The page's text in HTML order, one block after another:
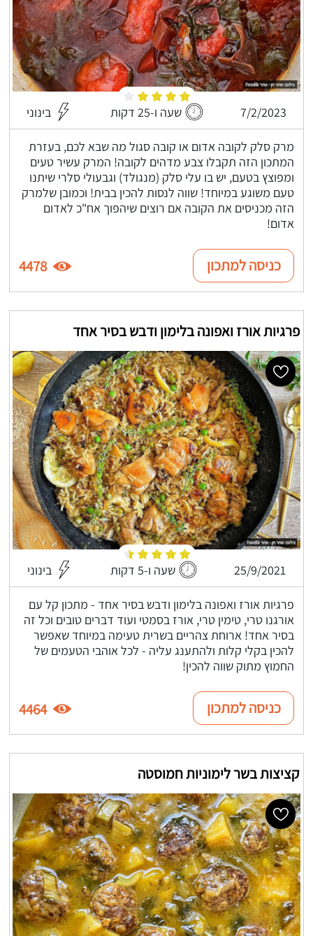
7/2/2023 שעה ו-25 דקות בינוני
מרק סלק לקובה אדום או קובה סגול מה שבא לכם, בעזרת
המתכון הזה תקבלו צבע מדהים לקובה! המרק עשיר טעים
ומפוצץ בטעם, יש בו עלי סלק (מנגולד) וגבעולי סלרי שיתנו
טעם משוגע במיוחד! שווה לנסות להכין בבית! וכמובן שלמרק
הזה מכניסים את הקובה אם רוצים שיהפוך אח"כ לאדום
אדום!
כניסה למתכון 4478
פרגיות אורז ואפונה בלימון ודבש בסיר אחד
25/9/2021 שעה ו-5 דקות בינוני
פרגיות אורז ואפונה בלימון ודבש בסיר אחד - מתכון קל עם
אורגנו טרי, טימין טרי, אורז בסמטי ועוד דברים טובים וכל זה
בסיר אחד! ארוחת צהריים בשרית טעימה במיוחד שאפשר
להכין בקלי קלות ולהתענג עליה - לכל אוהבי הטעמים של
החמוץ מתוק שווה להכין!
כניסה למתכון 4464
קציצות בשר לימוניות חמוסטה